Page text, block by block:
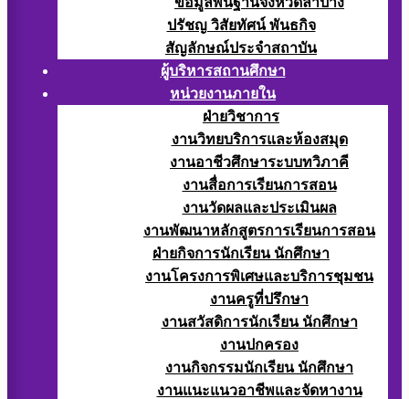
ปรัชญ วิสัยทัศน์ พันธกิจ
สัญลักษณ์ประจำสถาบัน
ผู้บริหารสถานศึกษา
หน่วยงานภายใน
ฝ่ายวิชาการ
งานวิทยบริการและห้องสมุด
งานอาชีวศึกษาระบบทวิภาคี
งานสื่อการเรียนการสอน
งานวัดผลและประเมินผล
งานพัฒนาหลักสูตรการเรียนการสอน
ฝ่ายกิจการนักเรียน นักศึกษา
งานโครงการพิเศษและบริการชุมชน
งานครูที่ปรึกษา
งานสวัสดิการนักเรียน นักศึกษา
งานปกครอง
งานกิจกรรมนักเรียน นักศึกษา
งานแนะแนวอาชีพและจัดหางาน